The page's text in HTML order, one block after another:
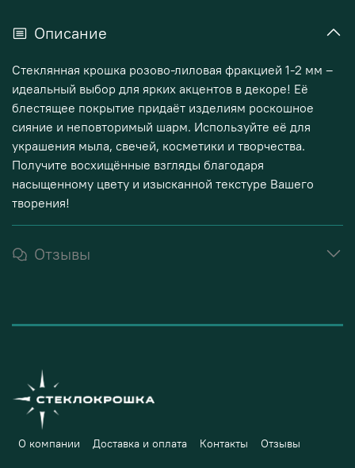
Описание
Стеклянная крошка розово-лиловая фракцией 1-2 мм –
идеальный выбор для ярких акцентов в декоре! Её
блестящее покрытие придаёт изделиям роскошное
сияние и неповторимый шарм. Используйте её для
украшения мыла, свечей, косметики и творчества.
Получите восхищённые взгляды благодаря
насыщенному цвету и изысканной текстуре Вашего
творения!
Отзывы
О компании Доставка и оплата Контакты Отзывы